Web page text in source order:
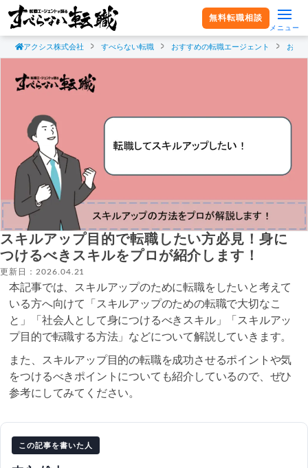
無料転職相談
メニュー
アクシス株式会社 すべらない転職 おすすめの転職エージェント おす
スキルアップ目的で転職したい方必見！身に
つけるべきスキルをプロが紹介します！
更新日：2026.04.21
本記事では、スキルアップのために転職をしたいと考えて
いる方へ向けて「スキルアップのための転職で大切なこ
と」「社会人として身につけるべきスキル」「スキルアッ
プ目的で転職する方法」などについて解説していきます。
また、スキルアップ目的の転職を成功させるポイントや気
をつけるべきポイントについても紹介しているので、ぜひ
参考にしてみてください。
この記事を書いた人